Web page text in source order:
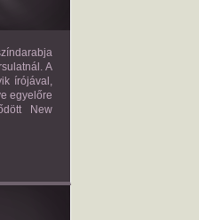
A
írójával,
egyelőre
New